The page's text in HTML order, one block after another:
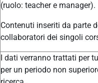
(ruolo: teacher e manager).
Contenuti inseriti da parte
collaboratori dei singoli
I dati verranno trattati per
per un periodo non